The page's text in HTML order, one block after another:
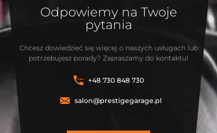
Odpowiemy na Twoje
pytania
Chcesz dowiedzieć się więcej o naszych usługach lub
potrzebujesz porady? Zapraszamy do kontaktu!
+48 730 848 730
salon@prestigegarage.pl